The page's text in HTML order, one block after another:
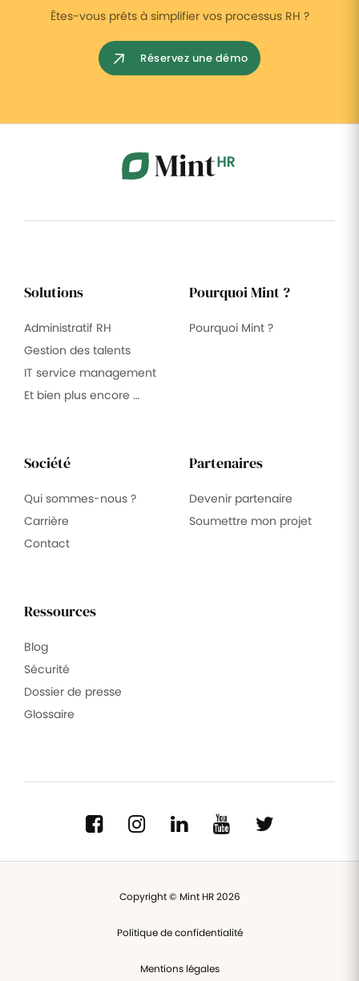
Êtes-vous prêts à simplifier vos processus RH ?
Réservez une démo
Solutions
Administratif RH
Gestion des talents
IT service management
Et bien plus encore …
Pourquoi Mint ?
Pourquoi Mint ?
Société
Qui sommes-nous ?
Carrière
Contact
Partenaires
Devenir partenaire
Soumettre mon projet
Ressources
Blog
Sécurité
Dossier de presse
Glossaire
Copyright © Mint HR 2026
Politique de confidentialité
Mentions légales